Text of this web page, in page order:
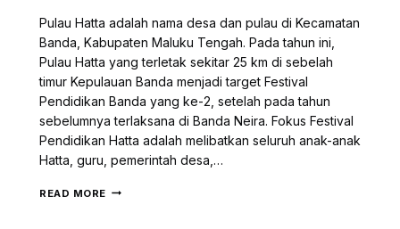
Pulau Hatta adalah nama desa dan pulau di Kecamatan
Banda, Kabupaten Maluku Tengah. Pada tahun ini,
Pulau Hatta yang terletak sekitar 25 km di sebelah
timur Kepulauan Banda menjadi target Festival
Pendidikan Banda yang ke-2, setelah pada tahun
sebelumnya terlaksana di Banda Neira. Fokus Festival
Pendidikan Hatta adalah melibatkan seluruh anak-anak
Hatta, guru, pemerintah desa,…
READ MORE FESTIVAL